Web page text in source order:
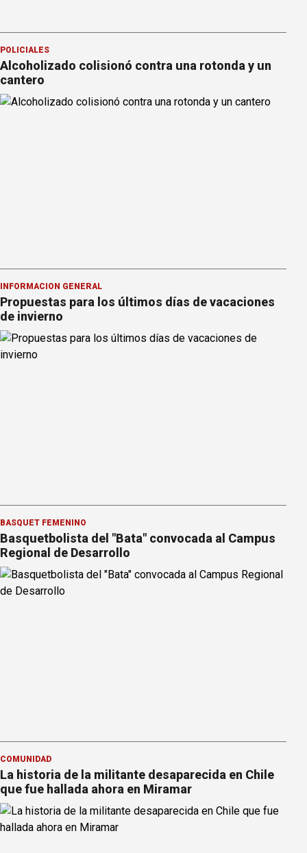
POLICIALES
Alcoholizado colisionó contra una rotonda y un
cantero
INFORMACION GENERAL
Propuestas para los últimos días de vacaciones
de invierno
BÁSQUET FEMENINO
Basquetbolista del "Bata" convocada al Campus
Regional de Desarrollo
COMUNIDAD
La historia de la militante desaparecida en Chile
que fue hallada ahora en Miramar